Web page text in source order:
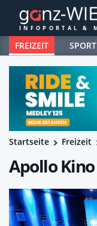
FREIZEIT SPORT
Startseite Freizeit
Apollo Kino